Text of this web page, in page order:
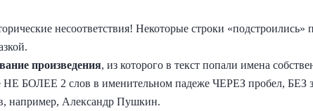
несоответствия! Некоторые строки
произведения, из которого в текст попали имена
НЕ БОЛЕЕ 2 слов в именительном падеже ЧЕРЕЗ пробел, БЕЗ
например, Александр Пушкин.